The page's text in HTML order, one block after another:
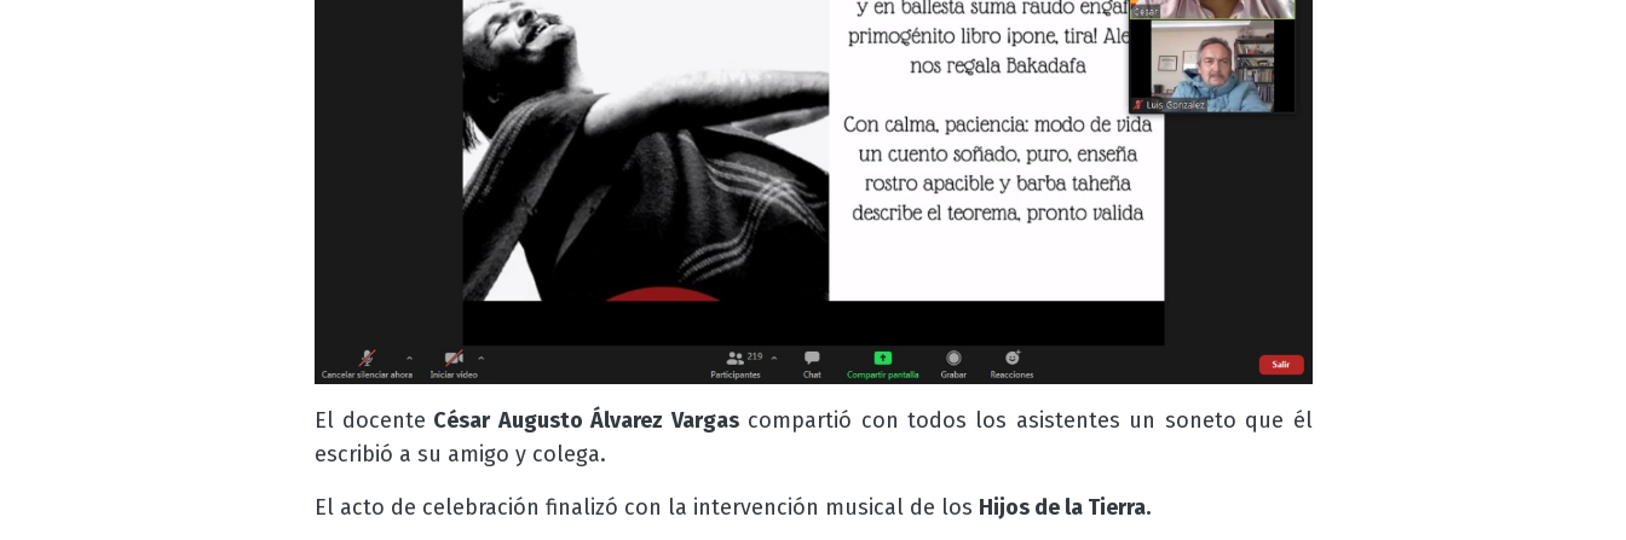
El docente César Augusto Álvarez Vargascompartió con todos los asistentes un soneto que él
escribió a su amigo y colega.
El acto de celebración finalizó con la intervención musical de los Hijos de la Tierra.